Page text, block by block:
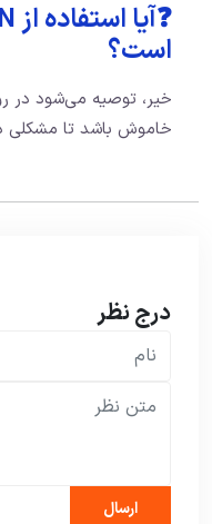
است؟
خاموش باشد تا مشکلی
درج نظر